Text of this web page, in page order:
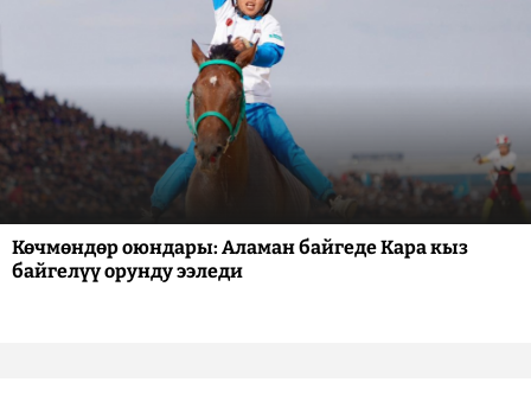
Көчмөндөр оюндары: Аламан байгеде Кара кыз
байгелүү орунду ээледи